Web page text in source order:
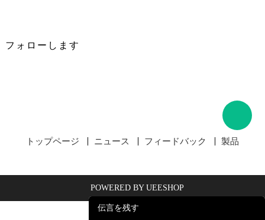
フォローします
トップページ ニュース フィードバック 製品
POWERED BY UEESHOP
伝言を残す